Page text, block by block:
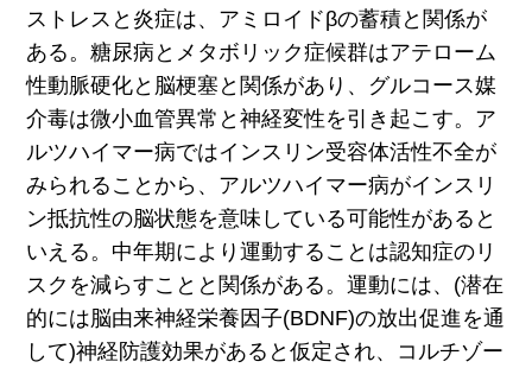
ストレスと炎症は、アミロイドβの蓄積と関係が
ある。糖尿病とメタボリック症候群はアテローム
性動脈硬化と脳梗塞と関係があり、グルコース媒
介毒は微小血管異常と神経変性を引き起こす。ア
ルツハイマー病ではインスリン受容体活性不全が
みられることから、アルツハイマー病がインスリ
ン抵抗性の脳状態を意味している可能性があると
いえる。中年期により運動することは認知症のリ
スクを減らすことと関係がある。運動には、(潜在
的には脳由来神経栄養因子(BDNF)の放出促進を通
して)神経防護効果があると仮定され、コルチゾー